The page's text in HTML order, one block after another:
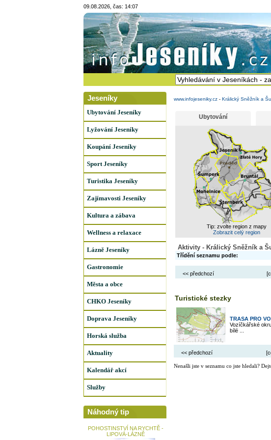
09.08.2026, čas: 14:07
Jeseníky
Ubytování Jeseníky
Lyžování Jeseníky
Koupání Jeseníky
Sport Jeseníky
Turistika Jeseníky
Zajímavosti Jeseníky
Kultura a zábava
Wellness a relaxace
Lázně Jeseníky
Gastronomie
Města a obce
CHKO Jeseníky
Doprava Jeseníky
Horská služba
Aktuality
Kalendář akcí
Služby
Náhodný tip
POHOSTINSTVÍ NA RYCHTĚ -
LIPOVÁ-LÁZNĚ
www.infojeseniky.cz- Králický Sněžník a
Ubytování
Tip: zvolte region z mapy
Zobrazit celý region
Aktivity - Králický Sněžník a
Třídění seznamu podle:
<< předchozí
Turistické stezky
TRASA PRO
Vozíčkářské
bílé ...
<< předchozí
Nenašli jste v seznamu co jste hledali?